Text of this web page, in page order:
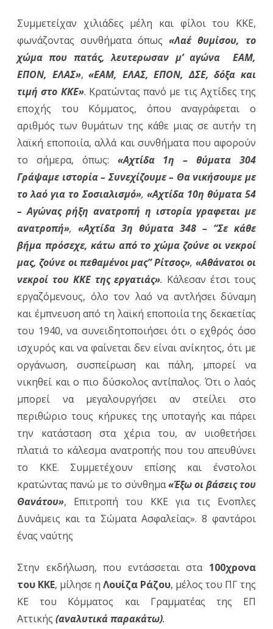
τον
Συμμετείχαν χιλιάδες μέλη και φίλοι του ΚΚΕ,
φωνάζοντας συνθήματα όπως «Λαέ θυμίσου, το
χώμα που πατάς, λευτερωσαν μ’ αγώνα ΕΑΜ,
ΕΠΟΝ, ΕΛΑΣ»,«ΕΑΜ, ΕΛΑΣ, ΕΠΟΝ, ΔΣΕ, δόξα και
τιμή στο ΚΚΕ». Κρατώντας πανό με τις Αχτίδες της
εποχής του Κόμματος, όπου αναγράφεται ο
αριθμός των θυμάτων της κάθε μιας σε αυτήν τη
λαϊκή εποποιία, αλλά και συνθήματα που αφορούν
το σήμερα, όπως: «Αχτίδα 1η – θύματα 304
Γράψαμε ιστορία – Συνεχίζουμε – Θα νικήσουμε με
το λαό για το Σοσιαλισμό», «Αχτίδα 10η θύματα 54
– Αγώνας ρήξη ανατροπή η ιστορία γραφεται με
ανατροπή», «Αχτίδα 3η θύματα 348 – “Σε κάθε
βήμα πρόσεχε, κάτω από το χώμα ζούνε οι νεκροί
μας, ζούνε οι πεθαμένοι μας” Ρίτσος», «Αθάνατοι οι
νεκροί του ΚΚΕ της εργατιάς». Κάλεσαν έτσι τους
εργαζόμενους, όλο τον λαό να αντλήσει δύναμη
και έμπνευση από τη λαϊκή εποποιία της δεκαετίας
του 1940, να συνειδητοποιήσει ότι ο εχθρός όσο
ισχυρός και να φαίνεται δεν είναι ανίκητος, ότι με
οργάνωση, συσπείρωση και πάλη, μπορεί να
νικηθεί και ο πιο δύσκολος αντίπαλος. Ότι ο λαός
μπορεί να μεγαλουργήσει αν στείλει στο
περιθώριο τους κήρυκες της υποταγής και πάρει
την κατάσταση στα χέρια του, αν υιοθετήσει
πλατιά το κάλεσμα ανατροπής που του απευθύνει
το ΚΚΕ. Συμμετέχουν επίσης και ένστολοι
κρατώντας πανώ με το σύνθημα«Έξω οι βάσεις του
Θανάτου», Επιτροπή του ΚΚΕ για τις Ενοπλες
Δυνάμεις και τα Σώματα Ασφαλείας». 8 φαντάροι
ένας ναύτης
Στην εκδήλωση, που εντάσσεται στα 100χρονα
του ΚΚΕ, μίλησε η Λουίζα Ράζου, μέλος του ΠΓ της
ΚΕ του Κόμματος και Γραμματέας της ΕΠ
Αττικής (αναλυτικά παρακάτω).